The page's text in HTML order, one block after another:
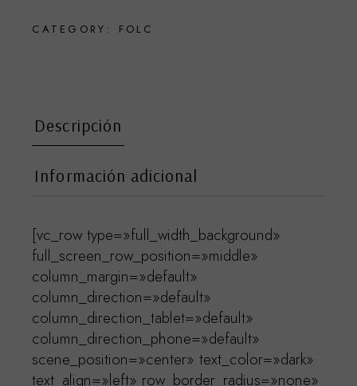
CATEGORY: FOLC
Descripción
Información adicional
[vc_row type=»full_width_background»
full_screen_row_position=»middle»
column_margin=»default»
column_direction=»default»
column_direction_tablet=»default»
column_direction_phone=»default»
scene_position=»center» text_color=»dark»
text_align=»left» row_border_radius=»none»